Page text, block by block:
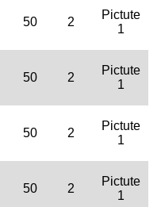
50 2
Pictute
1
50 2
Pictute
1
50 2
Pictute
1
50 2
Pictute
1